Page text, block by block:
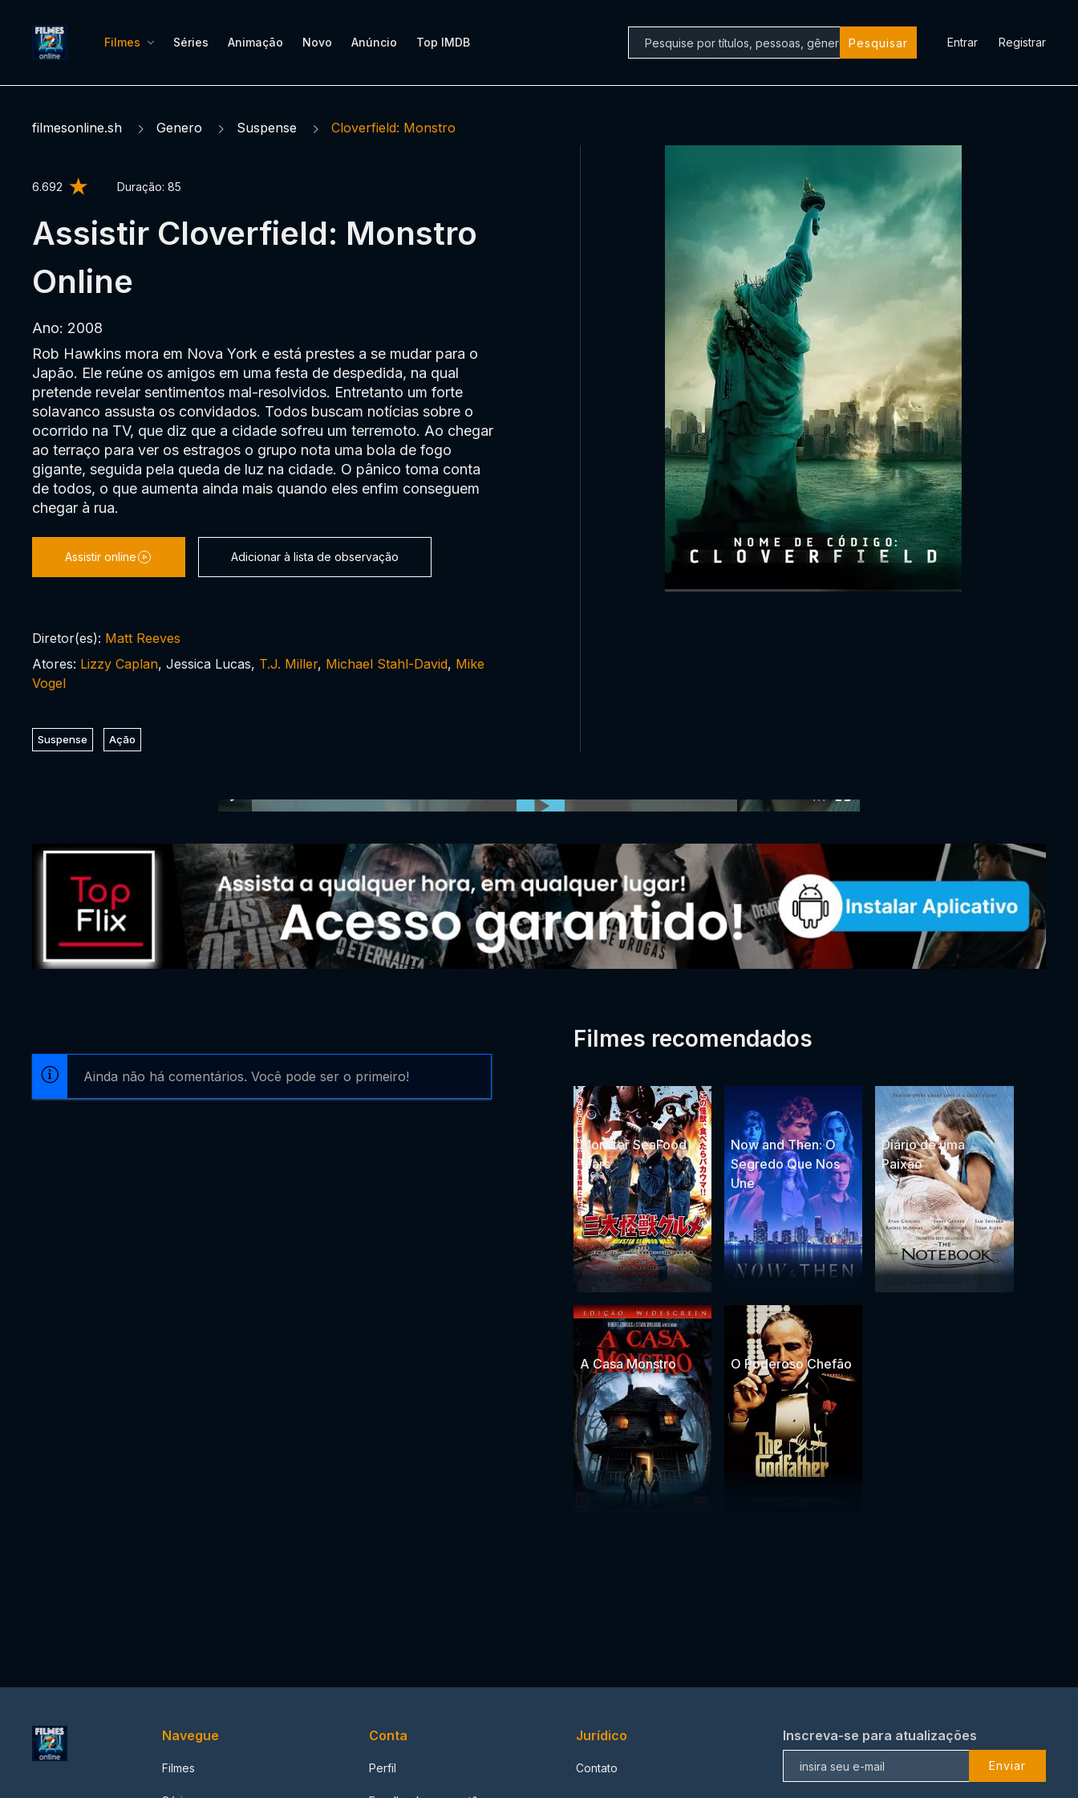
Filmes Séries Animação Novo Anúncio Top IMDB Pesquisar Entrar Registrar
filmesonline.sh Genero Suspense Cloverfield: Monstro
6.692 Duração: 85
Assistir Cloverfield: Monstro
Online
Ano: 2008
Rob Hawkins mora em Nova York e está prestes a se mudar para o
Japão. Ele reúne os amigos em uma festa de despedida, na qual
pretende revelar sentimentos mal-resolvidos. Entretanto um forte
solavanco assusta os convidados. Todos buscam notícias sobre o
ocorrido na TV, que diz que a cidade sofreu um terremoto. Ao chegar
ao terraço para ver os estragos o grupo nota uma bola de fogo
gigante, seguida pela queda de luz na cidade. O pânico toma conta
de todos, o que aumenta ainda mais quando eles enfim conseguem
chegar à rua.
Assistir online Adicionar à lista de observação
Diretor(es): Matt Reeves
Atores: Lizzy Caplan, Jessica Lucas, T.J. Miller, Michael Stahl-David, Mike
Vogel
Suspense Ação
Ainda não há comentários. Você pode ser o primeiro!
Filmes recomendados
Monster SeaFood
Wars
Now and Then: O
Segredo Que Nos
Une
Diário de uma
Paixão
A Casa Monstro O Poderoso Chefão
Navegue
Filmes
Conta
Perfil
Jurídico
Contato
Inscreva-se para atualizações
Enviar